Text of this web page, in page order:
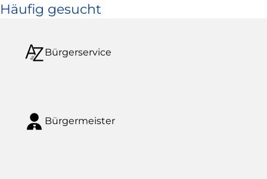
Häufig gesucht
Bürgerservice
Bürgermeister